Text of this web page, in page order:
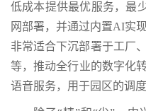
低成本提供最优服务，最
网部署，并通过内置AI实
非常适合下沉部署于工厂
等，推动全行业的数字化
语音服务，用于园区的调度